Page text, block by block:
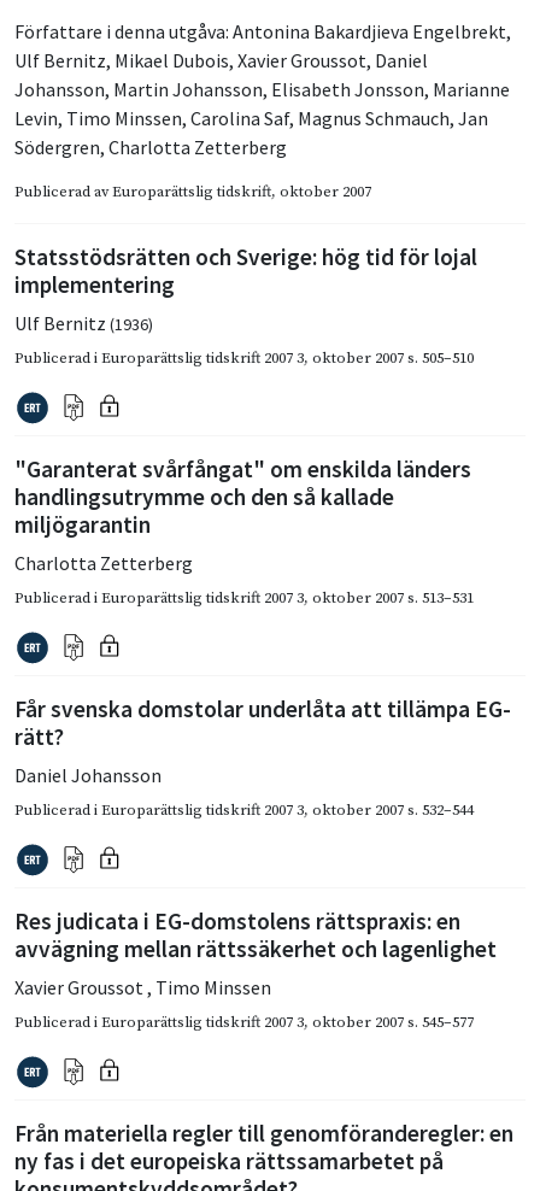
Författare i denna utgåva: Antonina Bakardjieva Engelbrekt,
Ulf Bernitz, Mikael Dubois, Xavier Groussot, Daniel
Johansson, Martin Johansson, Elisabeth Jonsson, Marianne
Levin, Timo Minssen, Carolina Saf, Magnus Schmauch, Jan
Södergren, Charlotta Zetterberg
Publicerad avEuroparättslig tidskrift, oktober 2007
Statsstödsrätten och Sverige: hög tid för lojal
implementering
Ulf Bernitz (1936)
Publicerad iEuroparättslig tidskrift 2007 3, oktober 2007s. 505–510
"Garanterat svårfångat" om enskilda länders
handlingsutrymme och den så kallade
miljögarantin
Charlotta Zetterberg
Publicerad iEuroparättslig tidskrift 2007 3, oktober 2007s. 513–531
Får svenska domstolar underlåta att tillämpa EG-
rätt?
Daniel Johansson
Publicerad iEuroparättslig tidskrift 2007 3, oktober 2007s. 532–544
Res judicata i EG-domstolens rättspraxis: en
avvägning mellan rättssäkerhet och lagenlighet
Xavier Groussot , Timo Minssen
Publicerad iEuroparättslig tidskrift 2007 3, oktober 2007s. 545–577
Från materiella regler till genomföranderegler: en
ny fas i det europeiska rättssamarbetet på